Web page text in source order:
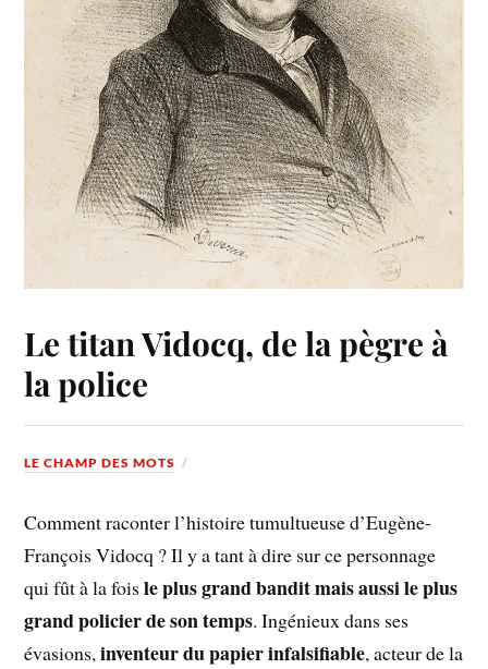
Le titan Vidocq, de la pègre à
la police
LE CHAMP DES MOTS
Comment raconter l’histoire tumultueuse d’Eugène-
François Vidocq ? Il y a tant à dire sur ce personnage
qui fût à la foisle plus grand bandit mais aussi le plus
grand policier de son temps. Ingénieux dans ses
évasions,inventeur du papier infalsifiable, acteur de la